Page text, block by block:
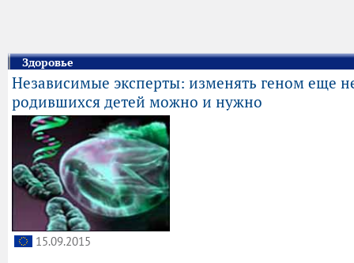
Здоровье
Независимые эксперты: изменять геном еще
родившихся детей можно и нужно
15.09.2015